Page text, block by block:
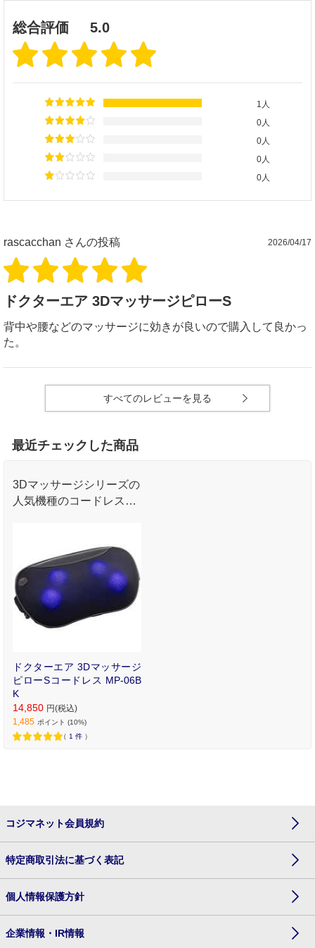
総合評価 5.0
1人
0人
0人
0人
0人
rascacchan さんの投稿 2026/04/17
ドクターエア 3DマッサージピローS
背中や腰などのマッサージに効きが良いので購入して良かっ
た。
すべてのレビューを見る
最近チェックした商品
3Dマッサージシリーズの
人気機種のコードレスタ
ドクターエア 3Dマッサージ
ピローSコードレス MP-06B
K
14,850 円(税込)
1,485 ポイント (10%)
（ 1 件 ）
コジマネット会員規約
特定商取引法に基づく表記
個人情報保護方針
企業情報・IR情報